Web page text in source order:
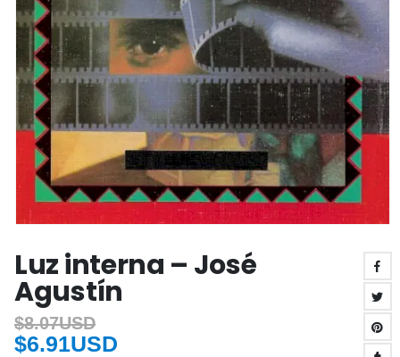
Luz interna – José
Agustín
$8.07USD
$6.91USD